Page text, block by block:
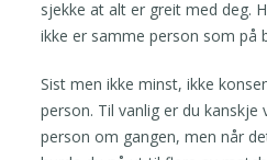
sjekke at alt er greit med deg.
ikke er samme person som på
Sist men ikke minst, ikke
person. Til vanlig er du kanskje
person om gangen, men når